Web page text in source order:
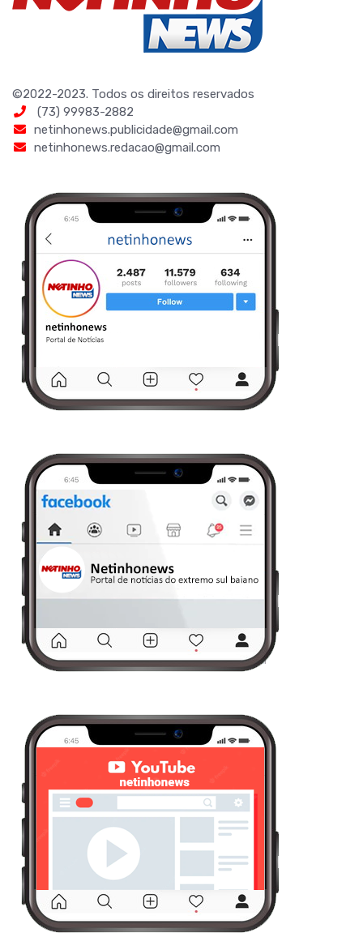
©2022-2023. Todos os direitos reservados
(73) 99983-2882
netinhonews.publicidade@gmail.com
netinhonews.redacao@gmail.com